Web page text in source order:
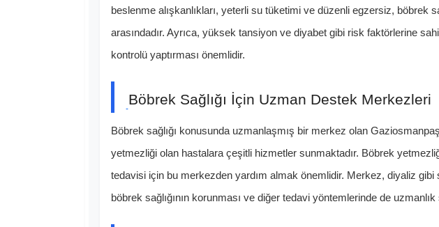
beslenme alışkanlıkları, yeterli su tüketimi ve düzenli egzersiz, böbrek
arasındadır. Ayrıca, yüksek tansiyon ve diyabet gibi risk faktörlerine
kontrolü yaptırması önemlidir.
Böbrek Sağlığı İçin Uzman Destek Merkezleri
Böbrek sağlığı konusunda uzmanlaşmış bir merkez olan
yetmezliği olan hastalara çeşitli hizmetler sunmaktadır. Böbrek
tedavisi için bu merkezden yardım almak önemlidir. Merkez, diyaliz gibi
böbrek sağlığının korunması ve diğer tedavi yöntemlerinde de uzmanlık